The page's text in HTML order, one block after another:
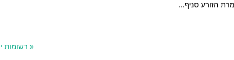
« רשומות